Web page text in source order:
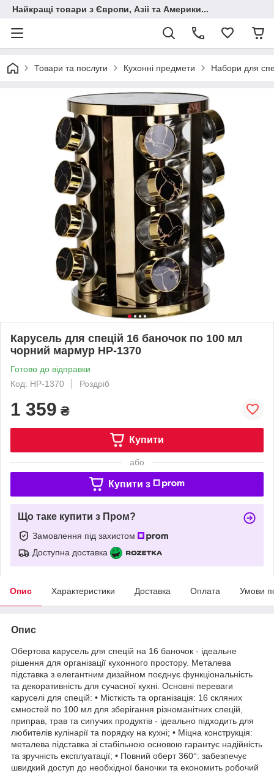
Найкращі товари з Європи, Азіі та Америки...
Товари та послуги Кухонні предмети Набори для
Карусель для спецій 16 баночок по 100 мл
чорний мармур HP-1370
Готово до відправки
Код: HP-1370
Роздріб
1 359 ₴
Купити
або
Купити з
Що таке купити з Пром?
Замовлення під захистом
Доступна доставка
Опис Характеристики Доставка Оплата Умови
Опис
Обертова карусель для спецій на 16 баночок - ідеальне
рішення для організації кухонного простору. Металева
підставка з елегантним дизайном поєднує функціональність
та декоративність для сучасної кухні. Основні переваги
каруселі для спецій: • Місткість та організація: 16 скляних
ємностей по 100 мл для зберігання різноманітних спецій,
приправ, трав та сипучих продуктів - ідеально підходить для
любителів кулінарії та порядку на кухні; • Міцна конструкція:
металева підставка зі стабільною основою гарантує надійність
та зручність експлуатації; • Повний оберт 360°: забезпечує
швидкий доступ до необхідної баночки та економить робочий